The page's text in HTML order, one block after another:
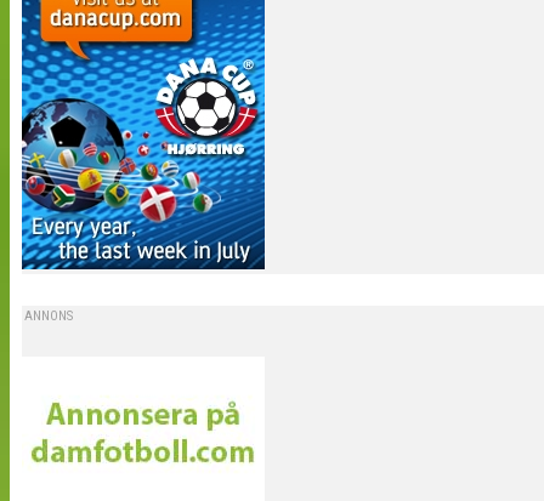
ANNONS